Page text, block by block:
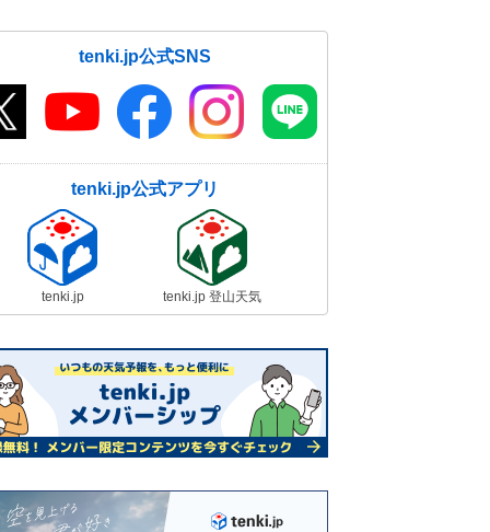
tenki.jp公式SNS
tenki.jp公式アプリ
tenki.jp tenki.jp 登山天気